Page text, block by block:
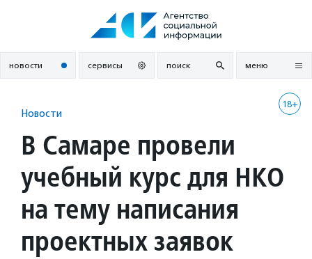
новости сервисы поиск меню
18+
Новости
В Самаре провели
учебный курс для НКО
на тему написания
проектных заявок